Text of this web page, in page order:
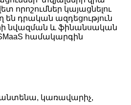
որոշումներ կայացնելու
են դրական ազդեցություն
նվազման և ֆինանսական
համակարգին
անտենա, կառավարիչ,